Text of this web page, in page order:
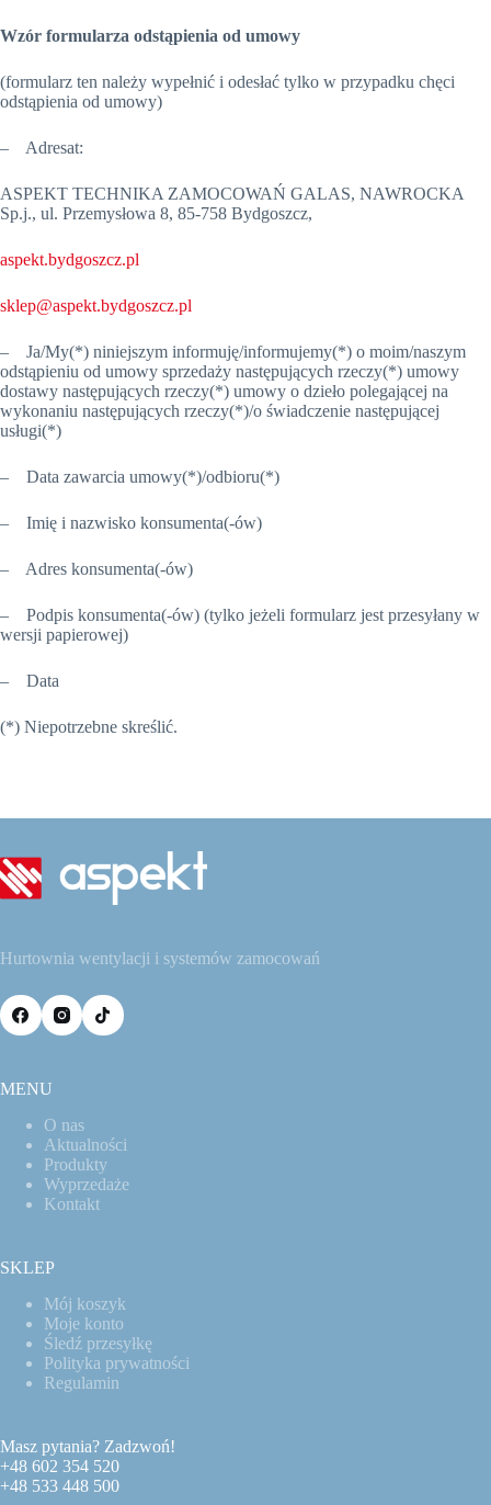
Wzór formularza odstąpienia od umowy
(formularz ten należy wypełnić i odesłać tylko w przypadku chęci
odstąpienia od umowy)
– Adresat:
ASPEKT TECHNIKA ZAMOCOWAŃ GALAS, NAWROCKA
Sp.j., ul. Przemysłowa 8, 85-758 Bydgoszcz,
aspekt.bydgoszcz.pl
sklep@aspekt.bydgoszcz.pl
– Ja/My(*) niniejszym informuję/informujemy(*) o moim/naszym
odstąpieniu od umowy sprzedaży następujących rzeczy(*) umowy
dostawy następujących rzeczy(*) umowy o dzieło polegającej na
wykonaniu następujących rzeczy(*)/o świadczenie następującej
usługi(*)
– Data zawarcia umowy(*)/odbioru(*)
– Imię i nazwisko konsumenta(-ów)
– Adres konsumenta(-ów)
– Podpis konsumenta(-ów) (tylko jeżeli formularz jest przesyłany w
wersji papierowej)
– Data
(*) Niepotrzebne skreślić.
Hurtownia wentylacji i systemów zamocowań
MENU
O nas
Aktualności
Produkty
Wyprzedaże
Kontakt
SKLEP
Mój koszyk
Moje konto
Śledź przesyłkę
Polityka prywatności
Regulamin
Masz pytania? Zadzwoń!
+48 602 354 520
+48 533 448 500